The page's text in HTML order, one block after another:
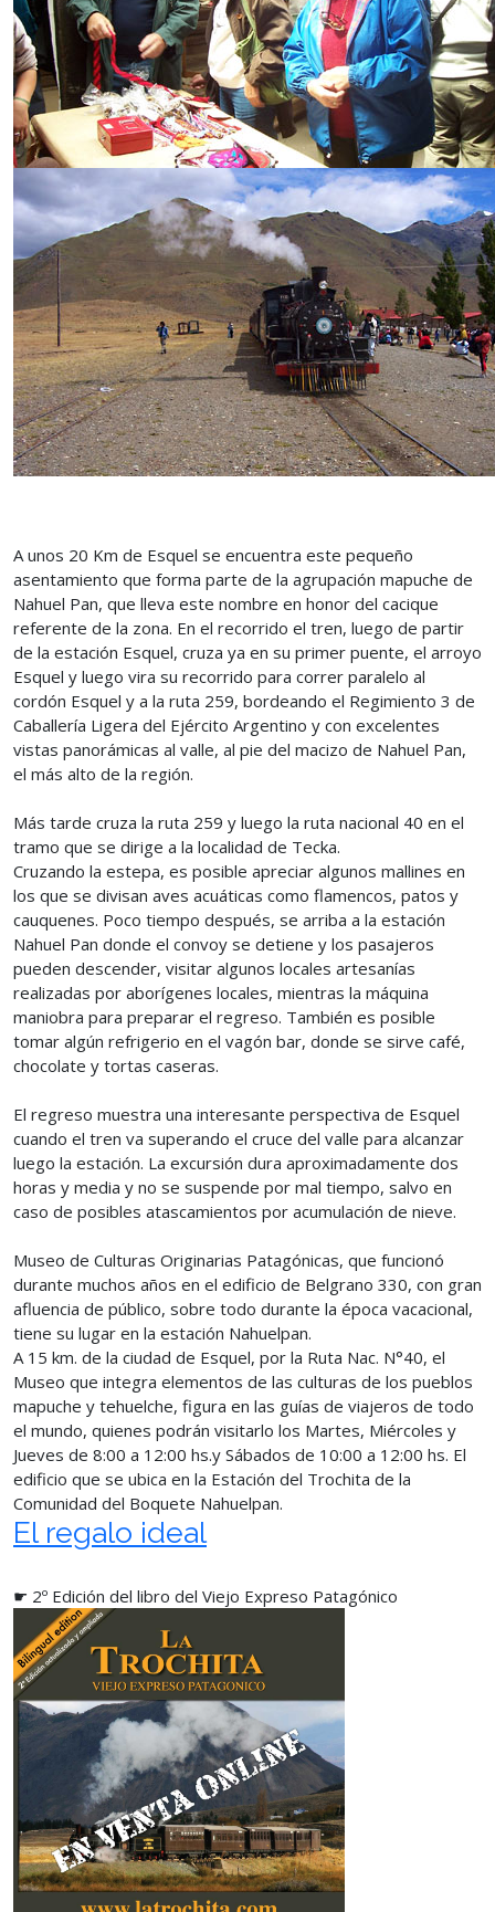
A unos 20 Km de Esquel se encuentra este pequeño
asentamiento que forma parte de la agrupación mapuche de
Nahuel Pan, que lleva este nombre en honor del cacique
referente de la zona. En el recorrido el tren, luego de partir
de la estación Esquel, cruza ya en su primer puente, el arroyo
Esquel y luego vira su recorrido para correr paralelo al
cordón Esquel y a la ruta 259, bordeando el Regimiento 3 de
Caballería Ligera del Ejército Argentino y con excelentes
vistas panorámicas al valle, al pie del macizo de Nahuel Pan,
el más alto de la región.
Más tarde cruza la ruta 259 y luego la ruta nacional 40 en el
tramo que se dirige a la localidad de Tecka.
Cruzando la estepa, es posible apreciar algunos mallines en
los que se divisan aves acuáticas como flamencos, patos y
cauquenes. Poco tiempo después, se arriba a la estación
Nahuel Pan donde el convoy se detiene y los pasajeros
pueden descender, visitar algunos locales artesanías
realizadas por aborígenes locales, mientras la máquina
maniobra para preparar el regreso. También es posible
tomar algún refrigerio en el vagón bar, donde se sirve café,
chocolate y tortas caseras.
El regreso muestra una interesante perspectiva de Esquel
cuando el tren va superando el cruce del valle para alcanzar
luego la estación. La excursión dura aproximadamente dos
horas y media y no se suspende por mal tiempo, salvo en
caso de posibles atascamientos por acumulación de nieve.
Museo de Culturas Originarias Patagónicas, que funcionó
durante muchos años en el edificio de Belgrano 330, con gran
afluencia de público, sobre todo durante la época vacacional,
tiene su lugar en la estación Nahuelpan.
A 15 km. de la ciudad de Esquel, por la Ruta Nac. N°40, el
Museo que integra elementos de las culturas de los pueblos
mapuche y tehuelche, figura en las guías de viajeros de todo
el mundo, quienes podrán visitarlo los Martes, Miércoles y
Jueves de 8:00 a 12:00 hs.y Sábados de 10:00 a 12:00 hs. El
edificio que se ubica en la Estación del Trochita de la
Comunidad del Boquete Nahuelpan.
El regalo ideal
☛ 2º Edición del libro del Viejo Expreso Patagónico